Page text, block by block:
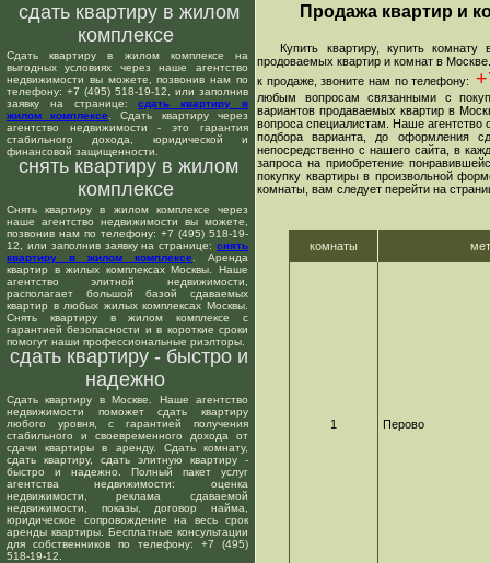
сдать квартиру в жилом
комплексе
Сдать квартиру в жилом комплексе на
выгодных условиях через наше агентство
недвижимости вы можете, позвонив нам по
телефону: +7 (495) 518-19-12, или заполнив
заявку на странице:сдать квартиру в
жилом комплексе . Сдать квартиру через
агентство недвижимости - это гарантия
стабильного дохода, юридической и
финансовой защищенности.
снять квартиру в жилом
комплексе
Снять квартиру в жилом комплексе через
наше агентство недвижимости вы можете,
позвонив нам по телефону: +7 (495) 518-19-
12, или заполнив заявку на странице: снять
квартиру в жилом комплексе . Аренда
квартир в жилых комплексах Москвы. Наше
агентство элитной недвижимости,
располагает большой базой сдаваемых
квартир в любых жилых комплексах Москвы.
Снять квартиру в жилом комплексе с
гарантией безопасности и в короткие сроки
помогут наши профессиональные риэлторы.
сдать квартиру - быстро и
надежно
Сдать квартиру в Москве. Наше агентство
недвижимости поможет сдать квартиру
любого уровня, с гарантией получения
стабильного и своевременного дохода от
сдачи квартиры в аренду. Сдать комнату,
сдать квартиру, сдать элитную квартиру -
быстро и надежно. Полный пакет услуг
агентства недвижимости: оценка
недвижимости, реклама сдаваемой
недвижимости, показы, договор найма,
юридическое сопровождение на весь срок
аренды квартиры. Бесплатные консультации
для собственников по телефону: +7 (495)
518-19-12.
Продажа квартир и
Купить квартиру, купить комнату
продоваемых квартир и комнат в
к продаже, звоните нам по телефону:
любым вопросам связанными с
вариантов продаваемых квартир в
вопроса специалистам. Наше агентство
подбора варианта, до оформления
непосредственно с нашего сайта, в
запроса на приобретение
покупку квартиры в произвольной
комнаты, вам следует перейти на
комнаты
1 Перово